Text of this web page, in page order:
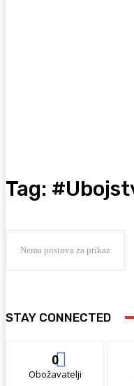
Tag:
Nema postova za prikaz
STAY CONNECTED
0
Obožavatelji